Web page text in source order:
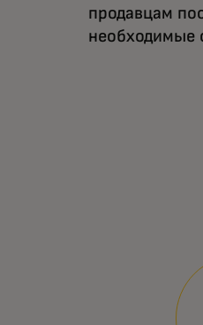
продавцам
необходимые